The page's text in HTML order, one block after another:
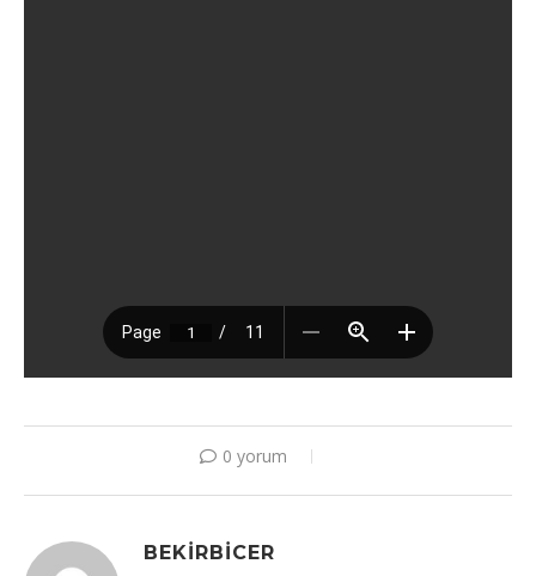
0 yorum
BEKIRBICER